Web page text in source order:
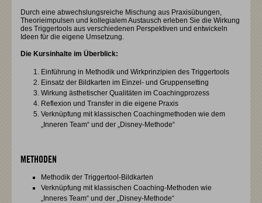
Durch eine abwechslungsreiche Mischung aus Praxisübungen,
Theorieimpulsen und kollegialem Austausch erleben Sie die Wirkung
des Triggertools aus verschiedenen Perspektiven und entwickeln
Ideen für die eigene Umsetzung.
Die Kursinhalte im Überblick:
Einführung in Methodik und Wirkprinzipien des Triggertools
Einsatz der Bildkarten im Einzel- und Gruppensetting
Wirkung ästhetischer Qualitäten im Coachingprozess
Reflexion und Transfer in die eigene Praxis
Verknüpfung mit klassischen Coachingmethoden wie dem
„Inneren Team“ und der „Disney-Methode“
METHODEN
Methodik der Triggertool-Bildkarten
Verknüpfung mit klassischen Coaching-Methoden wie
„Inneres Team“ und der „Disney-Methode“